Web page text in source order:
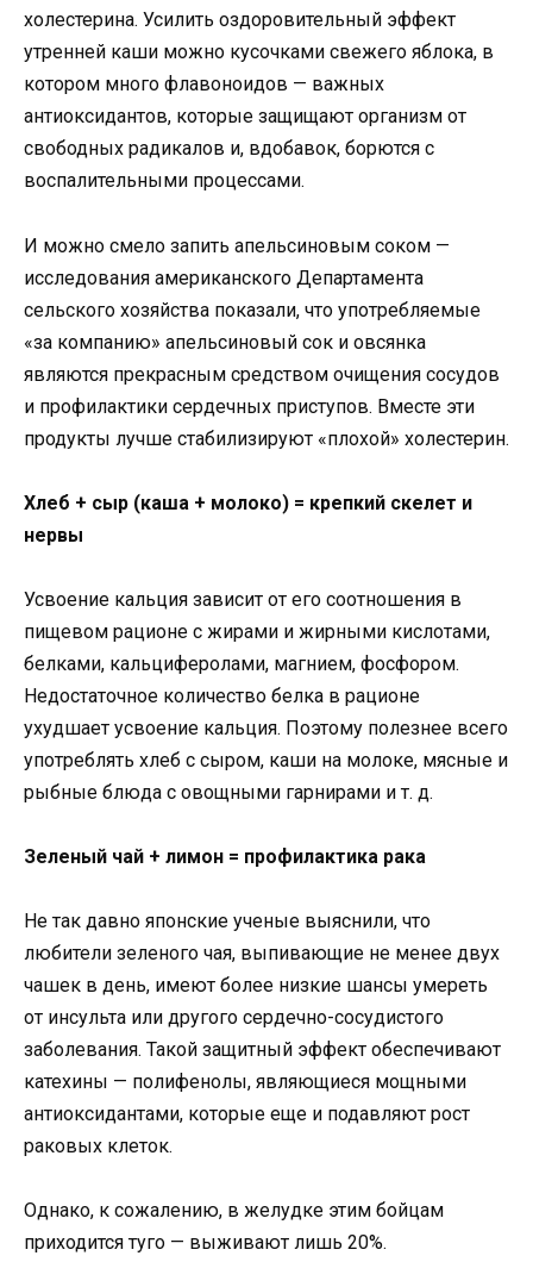
холестерина. Усилить оздоровительный эффект
утренней каши можно кусочками свежего яблока, в
котором много флавоноидов — важных
антиоксидантов, которые защищают организм от
свободных радикалов и, вдобавок, борются с
воспалительными процессами.
И можно смело запить апельсиновым соком —
исследования американского Департамента
сельского хозяйства показали, что употребляемые
«за компанию» апельсиновый сок и овсянка
являются прекрасным средством очищения сосудов
и профилактики сердечных приступов. Вместе эти
продукты лучше стабилизируют «плохой» холестерин.
Хлеб + сыр (каша + молоко) = крепкий скелет и
нервы
Усвоение кальция зависит от его соотношения в
пищевом рационе с жирами и жирными кислотами,
белками, кальциферолами, магнием, фосфором.
Недостаточное количество белка в рационе
ухудшает усвоение кальция. Поэтому полезнее всего
употреблять хлеб с сыром, каши на молоке, мясные и
рыбные блюда с овощными гарнирами и т. д.
Зеленый чай + лимон = профилактика рака
Не так давно японские ученые выяснили, что
любители зеленого чая, выпивающие не менее двух
чашек в день, имеют более низкие шансы умереть
от инсульта или другого сердечно-сосудистого
заболевания. Такой защитный эффект обеспечивают
катехины — полифенолы, являющиеся мощными
антиоксидантами, которые еще и подавляют рост
раковых клеток.
Однако, к сожалению, в желудке этим бойцам
приходится туго — выживают лишь 20%.